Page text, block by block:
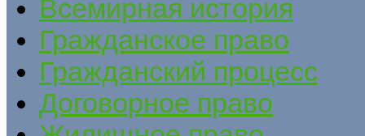
Всемирная история
Гражданское право
Гражданский процесс
Договорное право